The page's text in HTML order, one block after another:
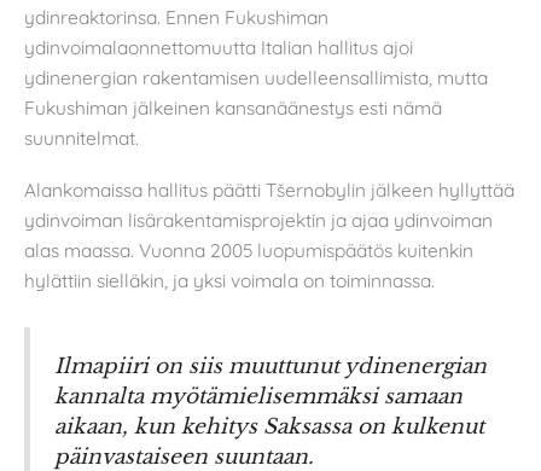
ydinreaktorinsa. Ennen Fukushiman
ydinvoimalaonnettomuutta Italian hallitus ajoi
ydinenergian rakentamisen uudelleensallimista, mutta
Fukushiman jälkeinen kansanäänestys esti nämä
suunnitelmat.
Alankomaissa hallitus päätti Tšernobylin jälkeen hyllyttää
ydinvoiman lisärakentamisprojektin ja ajaa ydinvoiman
alas maassa. Vuonna 2005 luopumispäätös kuitenkin
hylättiin sielläkin, ja yksi voimala on toiminnassa.
Ilmapiiri on siis muuttunut ydinenergian
kannalta myötämielisemmäksi samaan
aikaan, kun kehitys Saksassa on kulkenut
päinvastaiseen suuntaan.